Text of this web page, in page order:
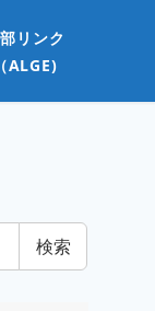
リンク
（ALGE)
検索